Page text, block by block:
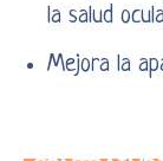
la salud
Mejora la